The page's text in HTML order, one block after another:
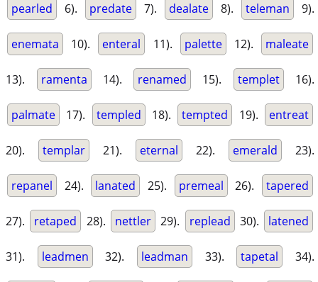
pearled 6). predate 7). dealate 8). teleman 9).
enemata 10). enteral 11). palette 12). maleate
13). ramenta 14). renamed 15). templet 16).
palmate 17). templed 18). tempted 19). entreat
20). templar 21). eternal 22). emerald 23).
repanel 24). lanated 25). premeal 26). tapered
27). retaped 28). nettler 29). replead 30). latened
31). leadmen 32). leadman 33). tapetal 34).